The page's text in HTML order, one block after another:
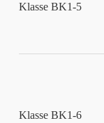
Klasse BK1-5
Klasse BK1-6